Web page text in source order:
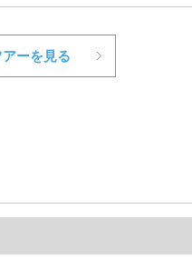
ーを見る